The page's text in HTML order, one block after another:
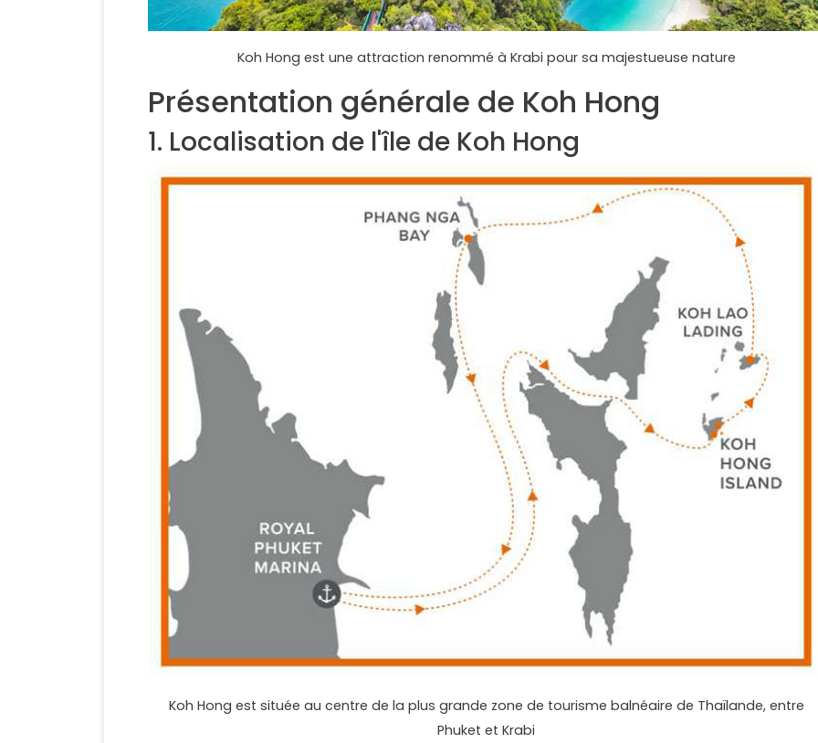
Koh Hong est une attraction renommé à Krabi pour sa majestueuse nature
Présentation générale de Koh Hong
1. Localisation de l'île de Koh Hong
Koh Hong est située au centre de la plus grande zone de tourisme balnéaire de Thaïlande, entre
Phuket et Krabi